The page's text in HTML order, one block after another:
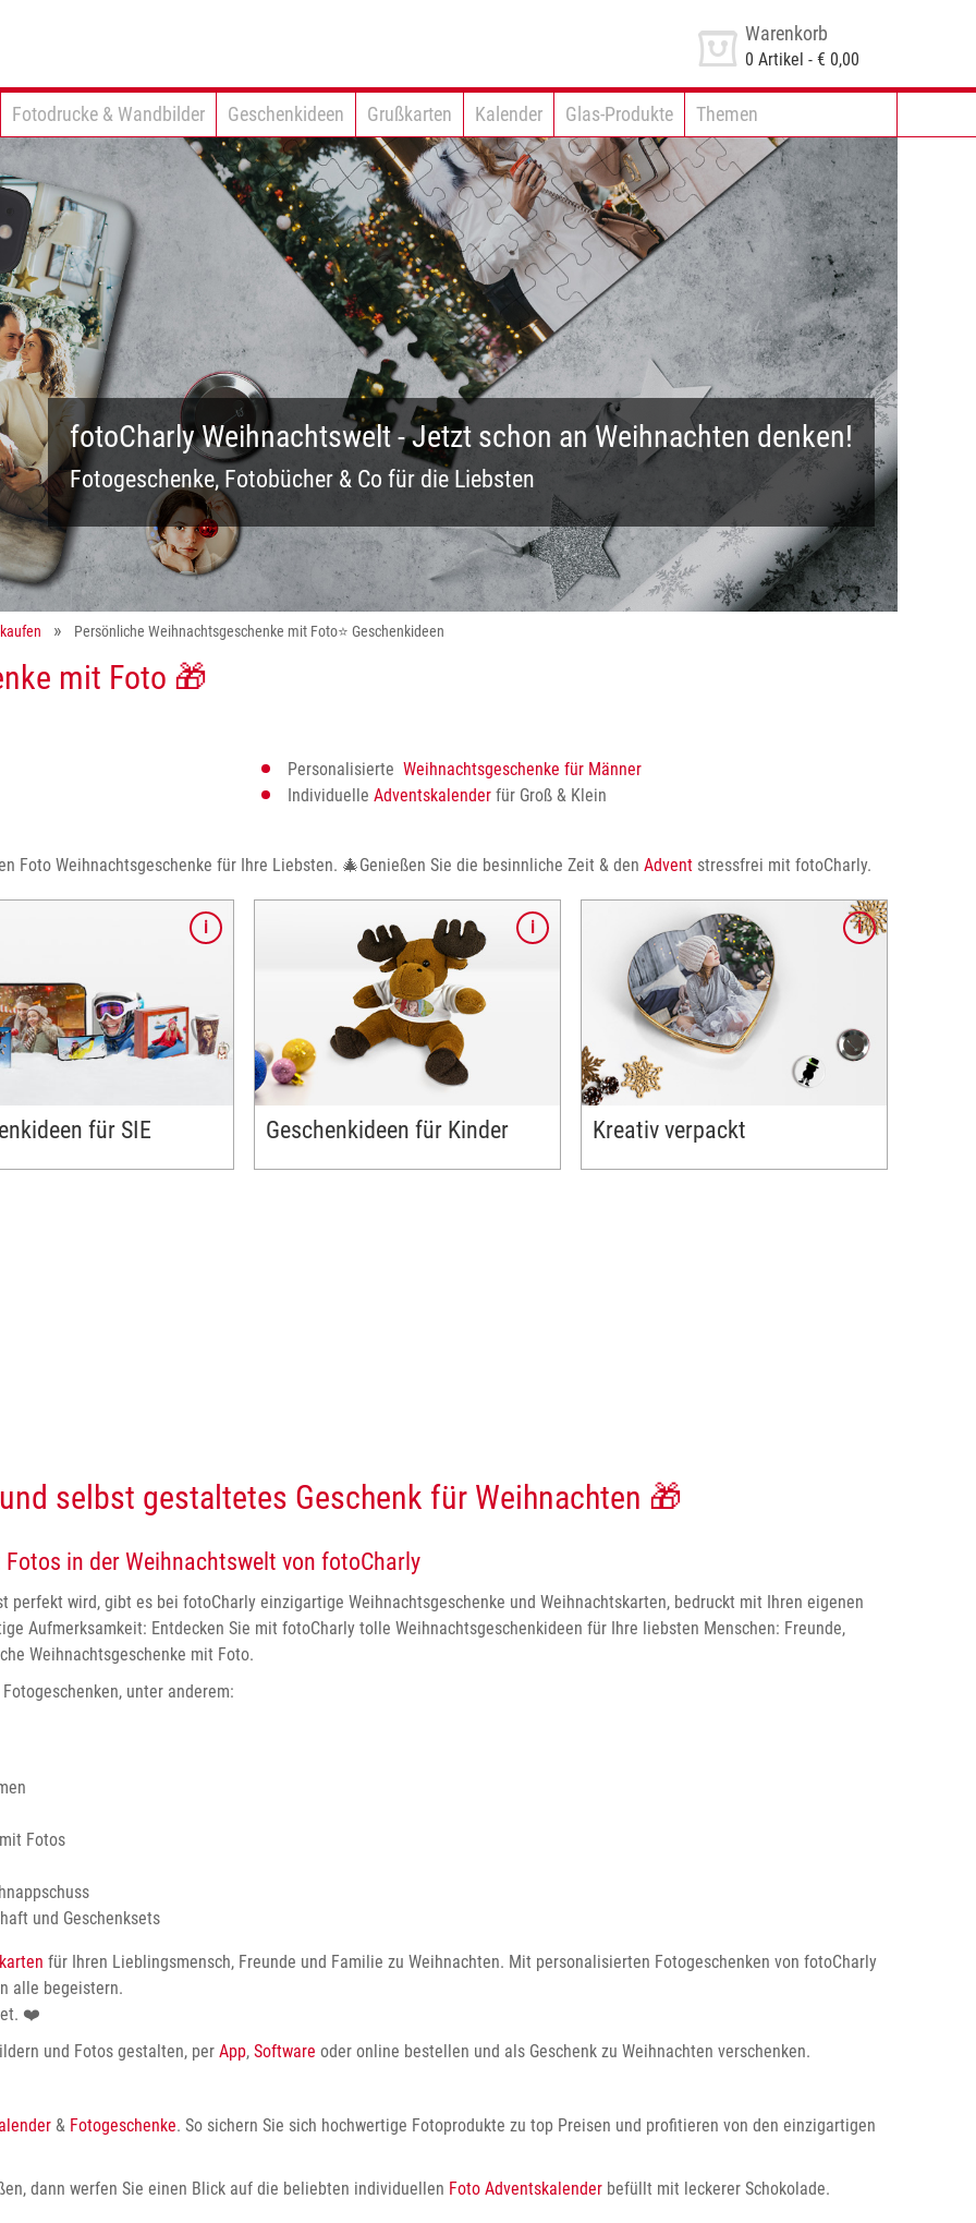
Warenkorb
0 Artikel - € 0,00
Fotodrucke & Wandbilder Geschenkideen Grußkarten Kalender Glas-Produkte Themen
fotoCharly Weihnachtswelt - Jetzt schon an Weihnachten denken!
Fotogeschenke, Fotobücher & Co für die Liebsten
Persönliche Weihnachtsgeschenke mit Foto⭐ Geschenkideen
mit Foto 🎁
Personalisierte Weihnachtsgeschenke für Männer
Individuelle Adventskalender für Groß & Klein
Foto Weihnachtsgeschenke für Ihre Liebsten. 🎄Genießen Sie die besinnliche Zeit & den Advent stressfrei mit fotoCharly.
für SIE Geschenkideen für Kinder
Kinderaugen! Stofftiere,
Geschenkideen für die Kleinen.
Kreativ verpackt
Schön und kreativ verpackt. Entdecken
Sie unsere Produkttipps für Gutscheine,
Geschenkanhänger und mehr.
selbst gestaltetes Geschenk für Weihnachten 🎁
in der Weihnachtswelt von fotoCharly
perfekt wird, gibt es bei fotoCharly einzigartige Weihnachtsgeschenke und Weihnachtskarten, bedruckt mit Ihren eigenen
Aufmerksamkeit: Entdecken Sie mit fotoCharly tolle Weihnachtsgeschenkideen für Ihre liebsten Menschen: Freunde,
Weihnachtsgeschenke mit Foto.
unter anderem:
Fotos
und Geschenksets
für Ihren Lieblingsmensch, Freunde und Familie zu Weihnachten. Mit personalisierten Fotogeschenken von fotoCharly
alle begeistern.
❤️
und Fotos gestalten, per App, Software oder online bestellen und als Geschenk zu Weihnachten verschenken.
& Fotogeschenke. So sichern Sie sich hochwertige Fotoprodukte zu top Preisen und profitieren von den einzigartigen
dann werfen Sie einen Blick auf die beliebten individuellen Foto Adventskalender befüllt mit leckerer Schokolade.